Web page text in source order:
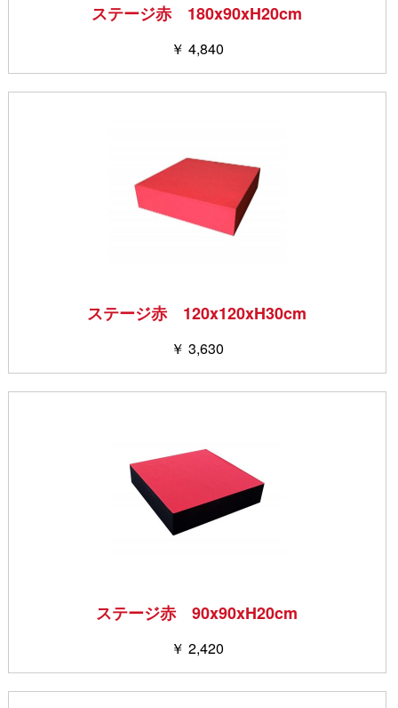
ステージ赤 180x90xH20cm
￥ 4,840
ステージ赤 120x120xH30cm
￥ 3,630
ステージ赤 90x90xH20cm
￥ 2,420